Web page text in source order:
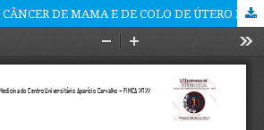
PREVALÊNCIA DO CÂNCER DE MAMA E DE COLO DE ÚTERO NA REGIÃO NORTE DO BRASIL